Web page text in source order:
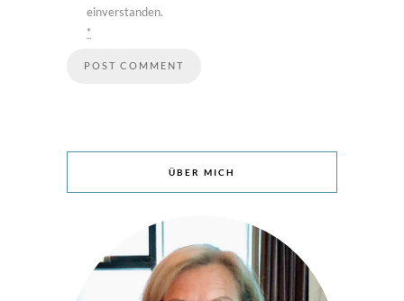
einverstanden.
*
ÜBER MICH